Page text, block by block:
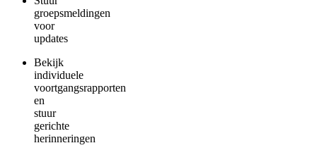
groepsmeldingen
voor
updates
Bekijk
individuele
voortgangsrapporten
en
stuur
gerichte
herinneringen